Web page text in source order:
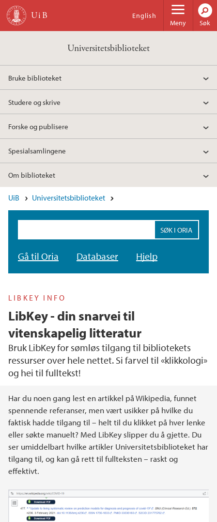
Hopp til hovedinnhold
Meny
English
Søk
Universitetsbiblioteket
Bruke biblioteket
Studere og skrive
Forske og publisere
Spesialsamlingene
Om biblioteket
UiB Universitetsbiblioteket
Gå til Oria Databaser Hjelp
LIBKEY INFO
LibKey - din snarvei til
vitenskapelig litteratur
Bruk LibKey for sømløs tilgang til bibliotekets
ressurser over hele nettet. Si farvel til «klikkologi»
og hei til fulltekst!
Hovedinnhold
Har du noen gang lest en artikkel på Wikipedia, funnet
spennende referanser, men vært usikker på hvilke du
faktisk hadde tilgang til – helt til du klikket på hver lenke
eller søkte manuelt? Med LibKey slipper du å gjette. Du
ser umiddelbart hvilke artikler Universitetsbiblioteket har
tilgang til, og kan gå rett til fullteksten – raskt og
effektivt.